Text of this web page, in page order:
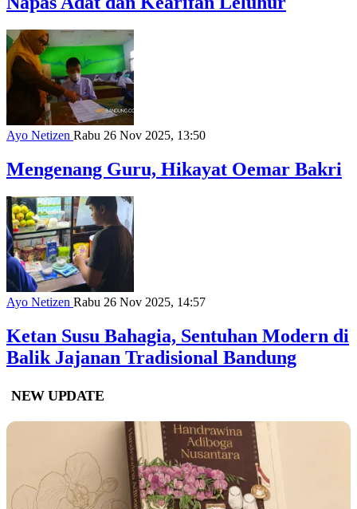
Ayo Netizen Rabu 26 Nov 2025, 13:50
Mengenang Guru, Hikayat Oemar Bakri
Ayo Netizen Rabu 26 Nov 2025, 14:57
Ketan Susu Bahagia, Sentuhan Modern di
Balik Jajanan Tradisional Bandung
NEW UPDATE